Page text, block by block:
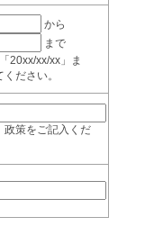
から
まで
xx/xx」ま
ださい。
策をご記入くだ